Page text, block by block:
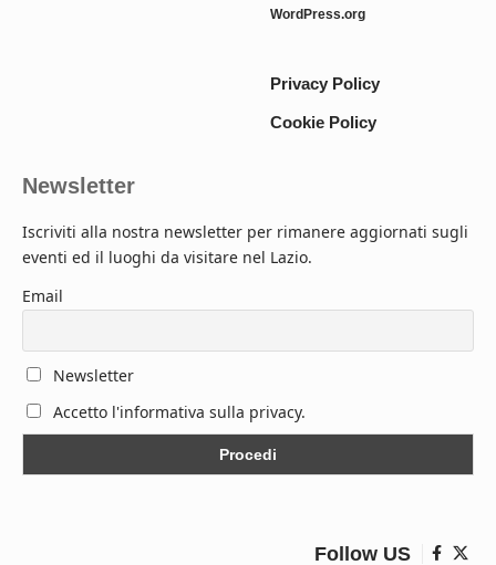
WordPress.org
Privacy Policy
Cookie Policy
Newsletter
Iscriviti alla nostra newsletter per rimanere aggiornati sugli
eventi ed il luoghi da visitare nel Lazio.
Email
Newsletter
Accetto l'informativa sulla privacy.
Follow US